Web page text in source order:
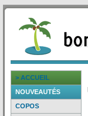
> ACCUEIL
NOUVEAUTÉS
COPOS